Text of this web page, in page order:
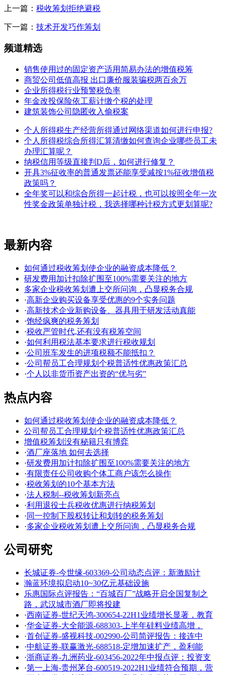
上一篇： 税收筹划拒绝避税
下一篇： 技术开发巧作筹划
频道精选
销售使用过的固定资产适用简易办法的增值税筹
商贸公司低值高报 出口廉价服装骗税两百余万
企业所得税行业预警税负率
年金改投保险依工薪计缴个税的处理
建筑装饰公司隐匿收入偷税案
个人所得税生产经营所得通过网络渠道如何进行申报?
个人所得税综合所得汇算清缴如何查询企业哪些员工未
办理汇算呢？
纳税信用等级直接判D后，如何进行修复？
开具3%征收率的普通发票还能享受减按1%征收增值税
政策吗？
全年奖可以和综合所得一起计税，也可以按照全年一次
性奖金政策单独计税，我选择哪种计税方式更划算呢?
最新内容
如何通过税收筹划使企业的融资成本降低？
研发费用加计扣除扩围至100%需要关注的地方
多家企业税收筹划遭上交所问询，凸显税务合规
·高新企业购买设备享受优惠的9个实务问题
·高新技术企业新购设备、器具用于研发活动真能
·饱经疯爽的税务筹划
·税收严管时代,还有没有税筹空间
·如何利用税法基本要求进行税收规划
·公司班车发生的进项税额不能抵扣？
·公司帮员工合理规划个税普适性优惠政策汇总
·个人以非货币资产出资的“优与劣”
热点内容
如何通过税收筹划使企业的融资成本降低？
公司帮员工合理规划个税普适性优惠政策汇总
增值税筹划没有秘籍只有博弈
·酒厂座落地 如何去选择
·研发费用加计扣除扩围至100%需要关注的地方
·有限责任公司收购个体工商户该怎么操作
·税收筹划的10个基本方法
·法人税制--税收筹划新亮点
·利用退役士兵税收优惠进行纳税筹划
·同一控制下股权转让和划转的税务筹划
·多家企业税收筹划遭上交所问询，凸显税务合规
公司研究
长城证券-今世缘-603369-公司动态点评：新激励计
瀚蓝环境拟启动10~30亿元基础设施
乐惠国际点评报告：“百城百厂”战略开启全国复制之
路，武汉城市酒厂即将投建
·西南证券-世纪天鸿-300654-22H1业绩增长显著，教育
·华金证券-大全能源-688303-上半年硅料业绩高增，
·首创证券-盛视科技-002990-公司简评报告：接连中
·中航证券-联赢激光-688518-定增加速扩产，盈利能
·浙商证券-九洲药业-603456-2022年中报点评：投资支
·第一上海-贵州茅台-600519-2022H1业绩符合预期，营